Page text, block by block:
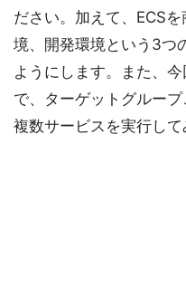
ださい。加えて、ECS
境、開発環境という3つ
ようにします。また、
で、ターゲットグルー
複数サービスを実行して